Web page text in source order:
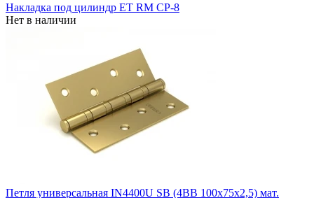
Накладка под цилиндр ET RM CP-8
Нет в наличии
Петля универсальная IN4400U SB (4BB 100x75x2,5) мат.